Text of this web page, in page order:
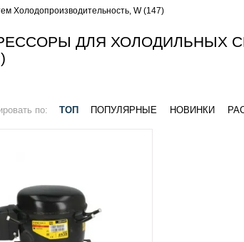
Холодопроизводительность, W (147)
ДЛЯ ХОЛОДИЛЬНЫХ
по: ТОП ПОПУЛЯРНЫЕ НОВИНКИ